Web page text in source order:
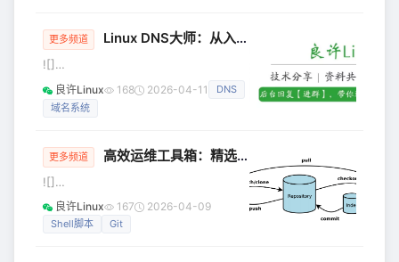
释：有两种方法可以爬到楼顶。1. 1 阶 +
1 阶2. 2 阶 示例 2： 输入：3输出：3解
释：有三种方法可以爬到楼顶。1. 1 阶 +
1 阶 + 1 阶2. 1 阶 + 2 阶3.
更多频道 Linux DNS大师：从入门到精通
![]
(/uploads/mp/20260322/35/50935-
1.jpg) ![]
(/uploads/mp/20260322/35/50935-
3.jpg) 在互联网的世界里,DNS (Domain
Name System) 就像是一本巨大的电话
簿,将人类可读的域名转换为机器可理解
的IP地址。对于Lin
良许Linux 168 2026-04-11
DNS
域名系统
更多频道 高效运维工具箱：精选频繁运用的 10 款 Linux 运维神器
![]
(/uploads/mp/20260322/38/50938-
1.jpg) ![]
良许Linux 167 2026-04-09
Shell脚本 Git